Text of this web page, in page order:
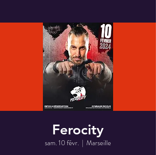
Ferocity
sam. 10 févr.
  |
Marseille